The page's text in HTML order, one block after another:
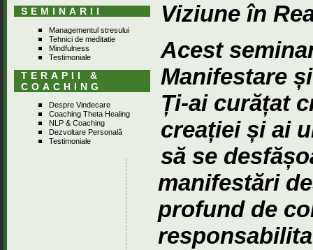
SEMINARII
Managementul stresului
Tehnici de meditatie
Mindfulness
Testimoniale
TERAPII &
COACHING
Despre Vindecare
Coaching Theta Healing
NLP & Coaching
Dezvoltare Personală
Testimoniale
Viziune în
Acest
Manifestare
Ți-ai curățat
creației și ai
să se
manifestări
profund de